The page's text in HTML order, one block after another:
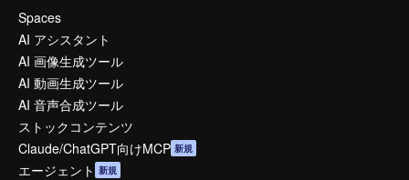
Spaces
AI アシスタント
AI 画像生成ツール
AI 動画生成ツール
AI 音声合成ツール
ストックコンテンツ
Claude/ChatGPT向けMCP 新規
エージェント 新規